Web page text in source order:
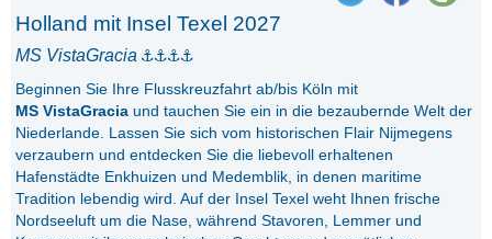
Holland mit Insel Texel 2027
MS VistaGracia
Beginnen Sie Ihre Flusskreuzfahrt ab/bis Köln mit
MS VistaGracia und tauchen Sie ein in die bezaubernde Welt der
Niederlande. Lassen Sie sich vom historischen Flair Nijmegens
verzaubern und entdecken Sie die liebevoll erhaltenen
Hafenstädte Enkhuizen und Medemblik, in denen maritime
Tradition lebendig wird. Auf der Insel Texel weht Ihnen frische
Nordseeluft um die Nase, während Stavoren, Lemmer und